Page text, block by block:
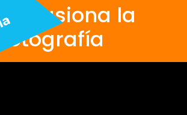
apasiona la
fotografía